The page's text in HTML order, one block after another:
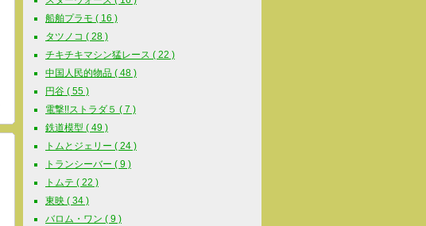
船舶プラモ ( 16 )
タツノコ ( 28 )
チキチキマシン猛レース ( 22 )
中国人民的物品 ( 48 )
円谷 ( 55 )
電撃!!ストラダ５ ( 7 )
鉄道模型 ( 49 )
トムとジェリー ( 24 )
トランシーバー ( 9 )
トムテ ( 22 )
東映 ( 34 )
バロム・ワン ( 9 )